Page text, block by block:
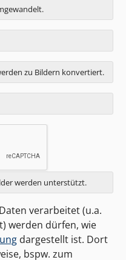
zu Bildern konvertiert.
werden unterstützt.
verarbeitet (u.a.
werden dürfen, wie
dargestellt ist. Dort
bspw. zum